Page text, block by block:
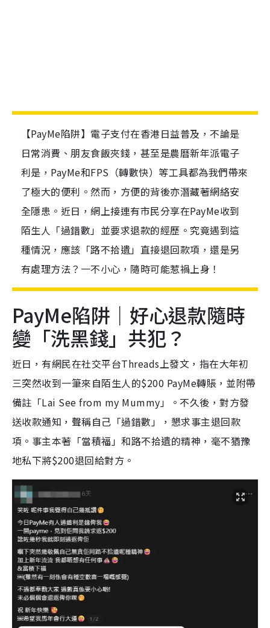
【PayMe陷阱】電子支付在香港日益普及，不論是
日常消費、朋友食飯夾錢，甚至是農曆新年派電子
利是，PayMe和FPS（轉數快）等工具都為我們帶來
了極大的便利。然而，方便的背後亦潛藏著網絡安
全隱患。近日，網上接連有市民分享在PayMe收到
陌生人「過錯數」並要求退款的經歷。究竟遇到這
種情況，應該「路不拾遺」直接退回款項，還是另
有處理方法？一不小心，隨時可能惹禍上身！
PayMe陷阱｜好心退款隨時
變「洗黑錢」共犯？
近日，有網民在社交平台Threads上發文，指在大年初
三突然收到一筆來自陌生人的$200 PayMe轉賬，並附帶
備註「Lai See from my Mummy」。不久後，對方發
送收款通知，聲稱自己「過錯數」，懇求事主退回款
項。事主本著「當積福」和路不拾遺的精神，毫不猶豫
地私下將$200退回給對方。